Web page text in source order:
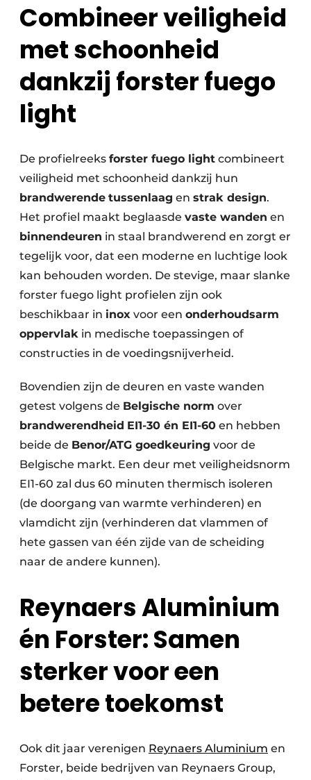
Combineer veiligheid
met schoonheid
dankzij forster fuego
light
De profielreeks forster fuego light combineert
veiligheid met schoonheid dankzij hun
brandwerende tussenlaag en strak design.
Het profiel maakt beglaasde vaste wanden en
binnendeuren in staal brandwerend en zorgt er
tegelijk voor, dat een moderne en luchtige look
kan behouden worden. De stevige, maar slanke
forster fuego light profielen zijn ook
beschikbaar in inox voor een onderhoudsarm
oppervlak in medische toepassingen of
constructies in de voedingsnijverheid.
Bovendien zijn de deuren en vaste wanden
getest volgens de Belgische norm over
brandwerendheid EI1-30 én EI1-60 en hebben
beide de Benor/ATG goedkeuring voor de
Belgische markt. Een deur met veiligheidsnorm
EI1-60 zal dus 60 minuten thermisch isoleren
(de doorgang van warmte verhinderen) en
vlamdicht zijn (verhinderen dat vlammen of
hete gassen van één zijde van de scheiding
naar de andere kunnen).
Reynaers Aluminium
én Forster: Samen
sterker voor een
betere toekomst
Ook dit jaar verenigen Reynaers Aluminium en
Forster, beide bedrijven van Reynaers Group,